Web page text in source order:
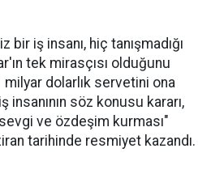
iş insanı, hiç tanışmadığı
tek mirasçısı olduğunu
milyar dolarlık servetini ona
insanının söz konusu kararı,
ve özdeşim kurması"
tarihinde resmiyet kazandı.